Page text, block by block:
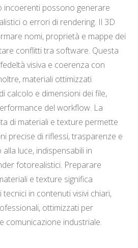
incoerenti possono generare
o errori di rendering. Il 3D
nomi, proprietà e mappe dei
conflitti tra software. Questa
visiva e coerenza con
materiali ottimizzati
calcolo e dimensioni dei file,
del workflow. La
di materiali e texture permette
precise di riflessi, trasparenze e
luce, indispensabili in
fotorealistici. Preparare
e texture significa
in contenuti visivi chiari,
ottimizzati per
comunicazione industriale.